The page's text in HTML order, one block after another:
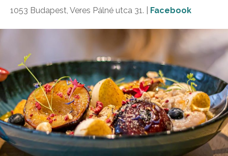
1053 Budapest, Veres Pálné utca 31. | Facebook